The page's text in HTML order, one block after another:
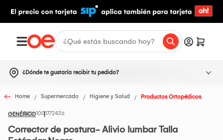
¿Dónde te gustaría recibir tu pedido?
Home Supermercado Higiene y Salud Productos Ortopédicos
GENÉRICO1001772436
Corrector de postura- Alivio lumbar Talla